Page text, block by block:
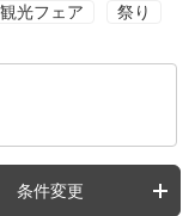
光フェア 祭り
条件変更